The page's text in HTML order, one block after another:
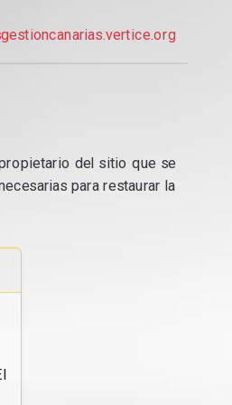
del sitio que se
para restaurar la